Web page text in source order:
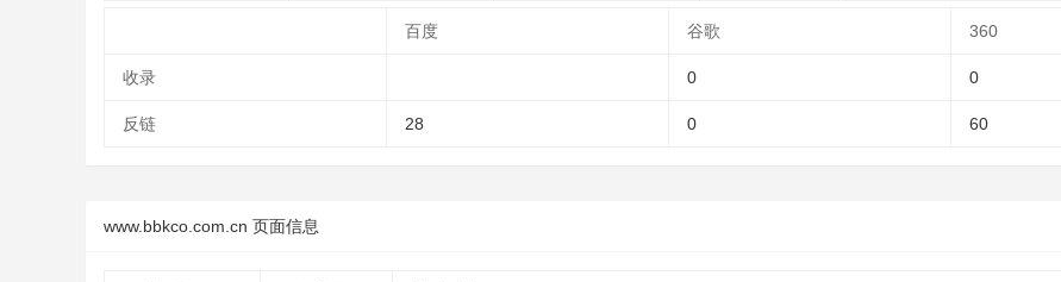
百度 谷歌 360
收录 0 0
反链 28 0 60
www.bbkco.com.cn 页面信息